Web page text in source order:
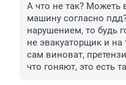
А что не так? Можеть
машину согласно
нарушением, то будь
не эвакуаторщик и
сам виноват,
что гоняют, это есть